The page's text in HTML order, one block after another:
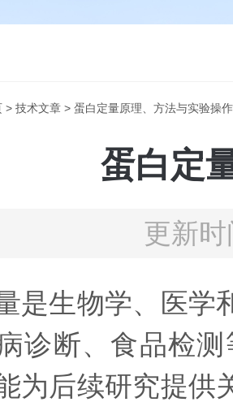
> 技术文章 > 蛋白定量原理、方法与实验操
蛋白定
更新
是生物学、医学
诊断、食品检
为后续研究提供